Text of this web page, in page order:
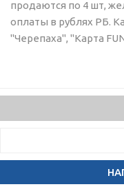
продаются по 4 шт,
оплаты в рублях РБ.
"Черепаха", "Карта